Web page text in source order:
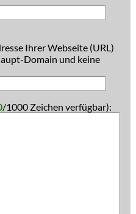
Ihrer Webseite (URL)
Domain und keine
/1000 Zeichen verfügbar):